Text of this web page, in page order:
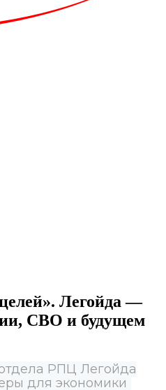
Легойда —
СВО и будущем
РПЦ Легойда
для экономики